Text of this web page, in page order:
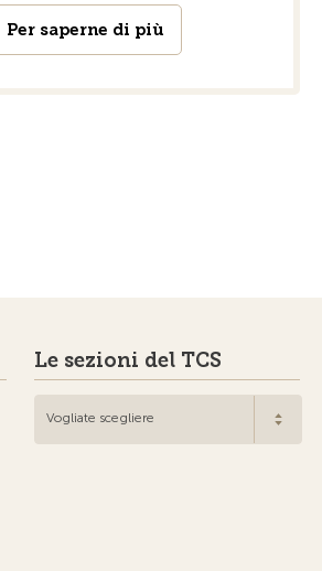
Per saperne di più
Le sezioni del TCS
Vogliate scegliere